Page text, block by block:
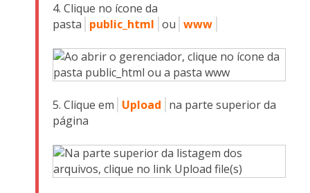
Clique no ícone da
pasta public_html ou www
Clique em Upload na parte superior da
página